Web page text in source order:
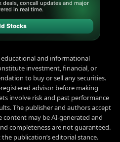
deals, concall updates and major
in real time.
Stocks
and informational
investment, financial, or
to buy or sell any securities.
advisor before making
involve risk and past performance
The publisher and authors accept
content may be AI-generated and
completeness are not guaranteed.
publication’s editorial stance.